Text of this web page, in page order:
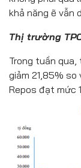
khả năng ẽ vẫn
Thị trường
Trong tuần qua,
giảm 21,85%
Repos đạt mức